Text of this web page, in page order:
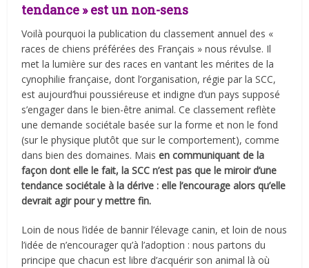
tendance » est un non-sens
Voilà pourquoi la publication du classement annuel des «
races de chiens préférées des Français » nous révulse. Il
met la lumière sur des races en vantant les mérites de la
cynophilie française, dont l’organisation, régie par la SCC,
est aujourd’hui poussiéreuse et indigne d’un pays supposé
s’engager dans le bien-être animal. Ce classement reflète
une demande sociétale basée sur la forme et non le fond
(sur le physique plutôt que sur le comportement), comme
dans bien des domaines. Maisen communiquant de la
façon dont elle le fait, la SCC n’est pas que le miroir d’une
tendance sociétale à la dérive : elle l’encourage alors qu’elle
devrait agir pour y mettre fin.
Loin de nous l’idée de bannir l’élevage canin, et loin de nous
l’idée de n’encourager qu’à l’adoption : nous partons du
principe que chacun est libre d’acquérir son animal là où